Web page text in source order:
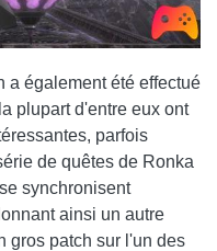
a également été effectué
plupart d'entre eux ont
parfois
de quêtes de Ronka
synchronisent
ainsi un autre
gros patch sur l'un des